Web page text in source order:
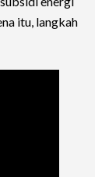
itu, langkah